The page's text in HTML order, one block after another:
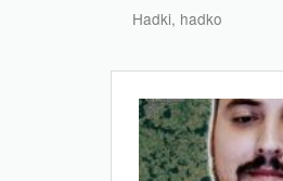
Hadki, hadko